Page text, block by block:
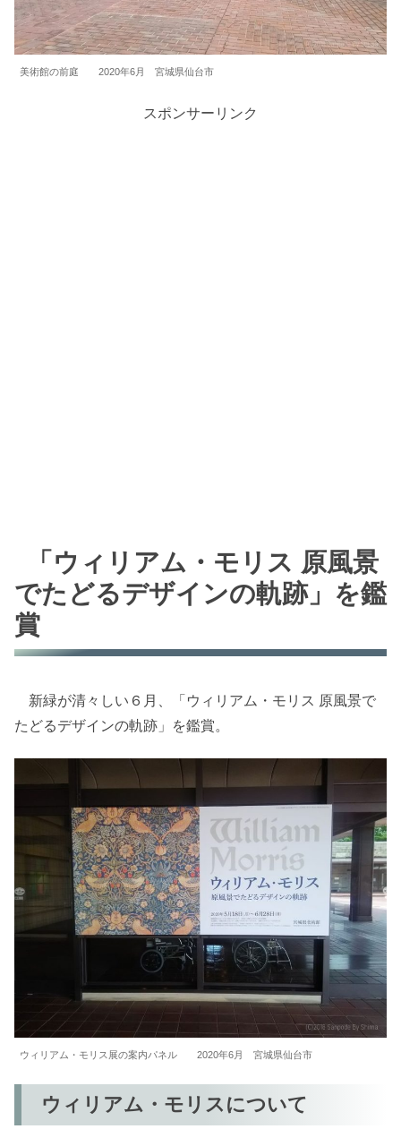
美術館の前庭 2020年6月 宮城県仙台市
スポンサーリンク
「ウィリアム・モリス 原風景
でたどるデザインの軌跡」を鑑
賞
新緑が清々しい６月、「ウィリアム・モリス 原風景で
たどるデザインの軌跡」を鑑賞。
ウィリアム・モリス展の案内パネル 2020年6月 宮城県仙台市
ウィリアム・モリスについて